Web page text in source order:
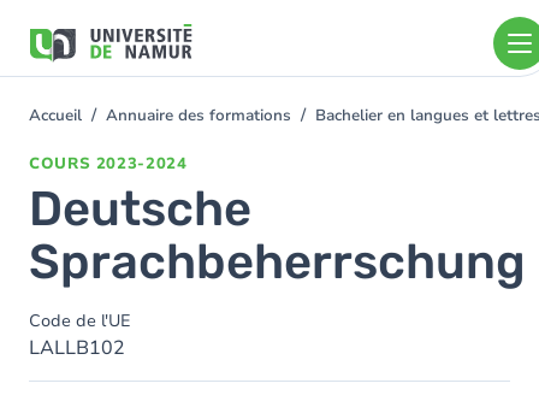
contenu
You
Accueil Annuaire des formations Bachelier en langues et
COURS 2023-2024
Deutsche
Sprachbeherrschung
Code de l'UE
LALLB102